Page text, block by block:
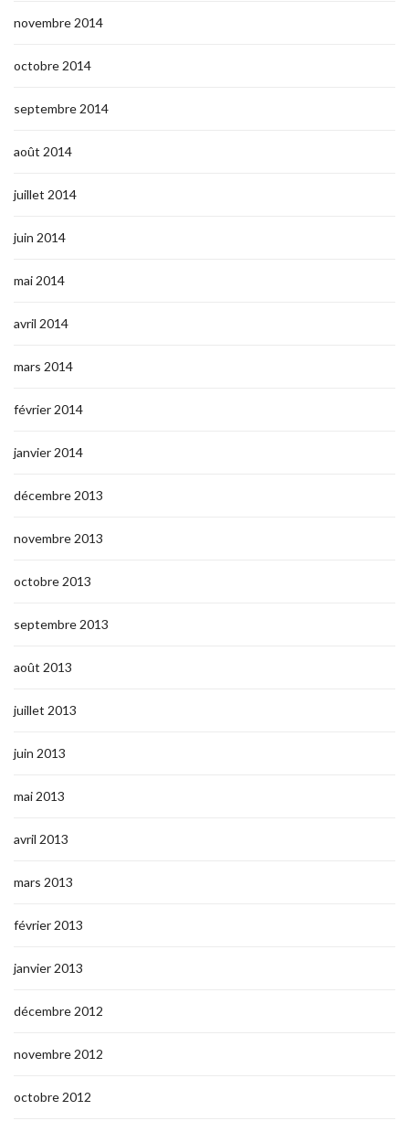
novembre 2014
octobre 2014
septembre 2014
août 2014
juillet 2014
juin 2014
mai 2014
avril 2014
mars 2014
février 2014
janvier 2014
décembre 2013
novembre 2013
octobre 2013
septembre 2013
août 2013
juillet 2013
juin 2013
mai 2013
avril 2013
mars 2013
février 2013
janvier 2013
décembre 2012
novembre 2012
octobre 2012